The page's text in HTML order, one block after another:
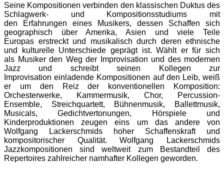
Seine Kompositionen verbinden den klassischen Duktus des
Schlagwerk- und Kompositionsstudiums mit
den
Erfahrungen eines Musikers, dessen Schaffen sich
geographisch über Amerika, Asien und viele Teile
Europas erstreckt und musikalisch durch deren ethnische
und kulturelle Unterschiede geprägt ist. Wählt er für sich
als Musiker den Weg der Improvisation und des modernen
Jazz und schreibt seinen Kollegen zur
Improvisation einladende Kompositionen auf den Leib, weiß
er um den Reiz der konventionellen Komposition:
Orchesterwerke,
Kammermusik, Chor, Percussion-
Ensemble, Streichquartett, Bühnenmusik, Ballettmusik,
Musicals,
Gedichtvertonungen, Hörspiele und
Kinderproduktionen zeugen eins um das andere von
Wolfgang Lackerschmids
hoher Schaffenskraft und
kompositorischer Qualität. Wolfgang Lackerschmids
Jazzkompositionen sind weltweit zum Bestandteil des
Repertoires zahlreicher namhafter Kollegen geworden.